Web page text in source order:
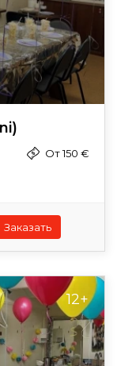
От 150 €
Заказать
12+